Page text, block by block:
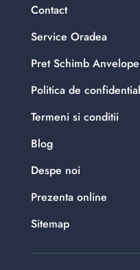
Contact
Service Oradea
Pret Schimb Anvelope
Politica de
Termeni si conditii
Blog
Despe noi
Prezenta online
Sitemap